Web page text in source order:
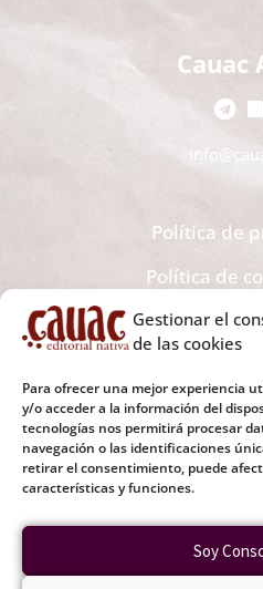
Gestionar el
de las cookies
Para ofrecer una mejor experiencia
y/o acceder a la información del
tecnologías nos permitirá procesar
navegación o las identificaciones
retirar el consentimiento, puede
características y funciones.
Soy
Cauac
Política de
Política de
Recibe todas las
Tu Correo Electrónico